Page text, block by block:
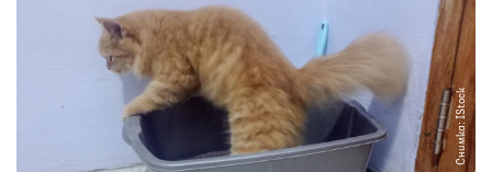
Снимка: IStock